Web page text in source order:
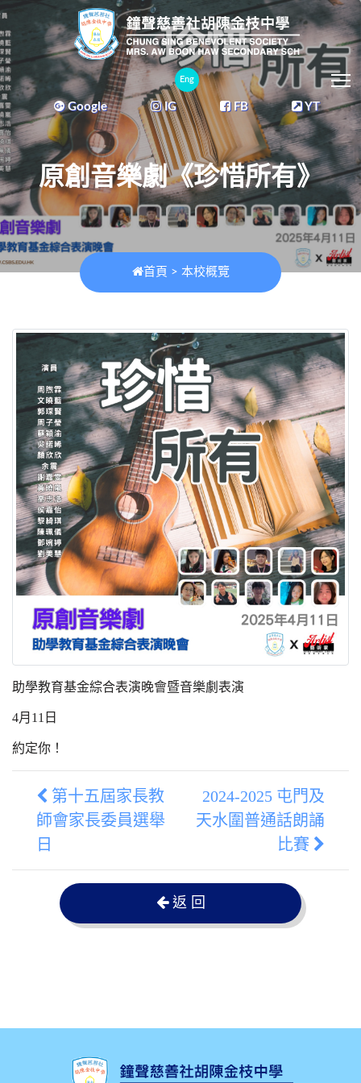
Eng
Google IG FB YT
原創音樂劇《珍惜所有》
首頁 > 本校概覽
助學教育基金綜合表演晚會暨音樂劇表演
4月 11 日
約定你！
第十五屆家長教
師會家長委員選舉
日
2024-2025 屯門及
天水圍普通話朗誦
比賽
返 回